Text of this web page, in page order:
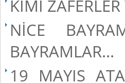
KİMİ
NİCE
BAYRAMLAR...
19 MAYIS